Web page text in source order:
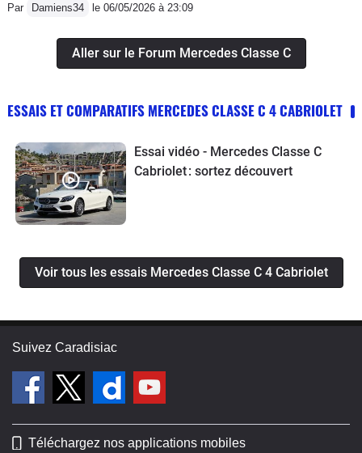
Par Damiens34 le 06/05/2026 à 23:09
Aller sur le Forum Mercedes Classe C
ESSAIS ET COMPARATIFS MERCEDES CLASSE C 4 CABRIOLET
Essai vidéo - Mercedes Classe C
Cabriolet : sortez découvert
Voir tous les essais Mercedes Classe C 4 Cabriolet
Suivez Caradisiac
Téléchargez nos applications mobiles